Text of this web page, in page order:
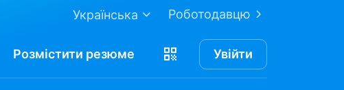
Роботодавцю
Українська
Розмістити резюме Увійти